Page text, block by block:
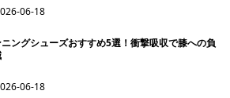
06-18
ングシューズおすすめ5選！衝撃吸収で膝への負
06-18